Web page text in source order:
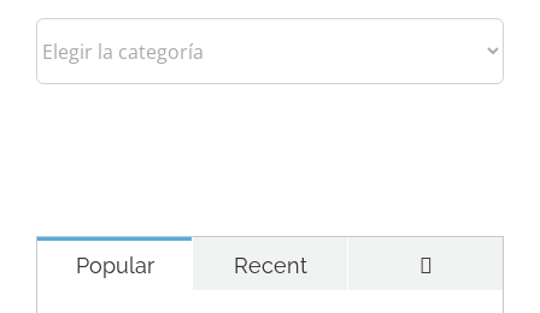
Popular Recent